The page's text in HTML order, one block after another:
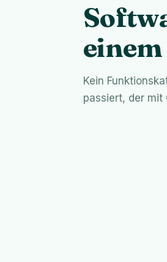
Kein
passiert, der mit